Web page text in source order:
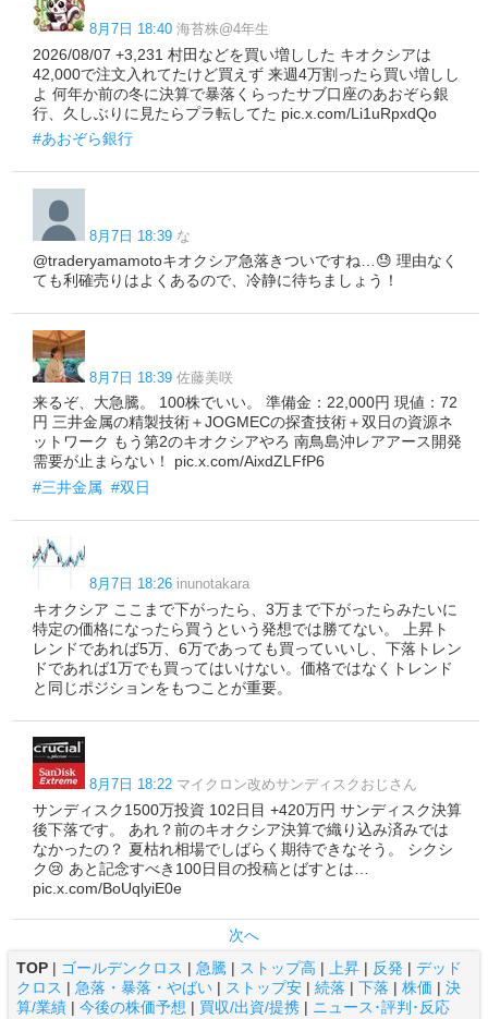
8月7日 18:40 海苔株@4年生
2026/08/07 +3,231 村田などを買い増しした キオクシアは
42,000で注文入れてたけど買えず 来週4万割ったら買い増しし
よ 何年か前の冬に決算で暴落くらったサブ口座のあおぞら銀
行、久しぶりに見たらプラ転してた pic.x.com/Li1uRpxdQo
#あおぞら銀行
8月7日 18:39 な
@traderyamamotoキオクシア急落きついですね…😓 理由なく
ても利確売りはよくあるので、冷静に待ちましょう！
8月7日 18:39 佐藤美咲
来るぞ、大急騰。 100株でいい。 準備金：22,000円 現値：72
円 三井金属の精製技術＋JOGMECの探査技術＋双日の資源ネ
ットワーク もう第2のキオクシアやろ 南鳥島沖レアアース開発
需要が止まらない！ pic.x.com/AixdZLFfP6
#三井金属 #双日
8月7日 18:26 inunotakara
キオクシア ここまで下がったら、3万まで下がったらみたいに
特定の価格になったら買うという発想では勝てない。 上昇ト
レンドであれば5万、6万であっても買っていいし、下落トレン
ドであれば1万でも買ってはいけない。価格ではなくトレンド
と同じポジションをもつことが重要。
8月7日 18:22 マイクロン改めサンディスクおじさん
サンディスク1500万投資 102日目 +420万円 サンディスク決算
後下落です。 あれ？前のキオクシア決算で織り込み済みでは
なかったの？ 夏枯れ相場でしばらく期待できなそう。 シクシ
ク😢 あと記念すべき100日目の投稿とばすとは…
pic.x.com/BoUqlyiE0e
次へ
TOP | ゴールデンクロス | 急騰 | ストップ高 | 上昇 | 反発 | デッド
クロス | 急落・暴落・やばい | ストップ安 | 続落 | 下落 | 株価 | 決
算/業績 | 今後の株価予想 | 買収/出資/提携 | ニュース･評判･反応